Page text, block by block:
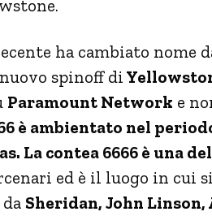
ha cambiato nome
spinoff di
Paramount Network e
è ambientato nel
La contea 6666 è una
ed è il luogo in cui
Sheridan, John